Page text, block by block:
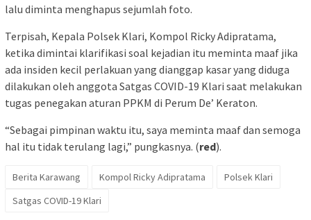
lalu diminta menghapus sejumlah foto.
Terpisah, Kepala Polsek Klari, Kompol Ricky Adipratama,
ketika dimintai klarifikasi soal kejadian itu meminta maaf jika
ada insiden kecil perlakuan yang dianggap kasar yang diduga
dilakukan oleh anggota Satgas COVID-19 Klari saat melakukan
tugas penegakan aturan PPKM di Perum De’ Keraton.
“Sebagai pimpinan waktu itu, saya meminta maaf dan semoga
hal itu tidak terulang lagi,” pungkasnya. (red).
Berita Karawang Kompol Ricky Adipratama
Polsek Klari
Satgas COVID-19 Klari